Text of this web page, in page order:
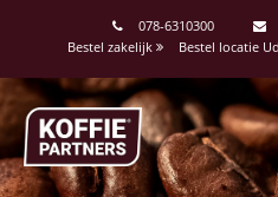
078-6310300
Bestel zakelijk
Bestel locatie